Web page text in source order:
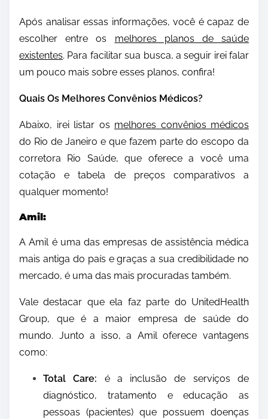
Após analisar essas informações, você é capaz de
escolher entre os melhores planos de saúde
existentes. Para facilitar sua busca, a seguir irei falar
um pouco mais sobre esses planos, confira!
Quais Os Melhores Convênios Médicos?
Abaixo, irei listar os melhores convênios médicos
do Rio de Janeiro e que fazem parte do escopo da
corretora Rio Saúde, que oferece a você uma
cotação e tabela de preços comparativos a
qualquer momento!
Amil:
A Amil é uma das empresas de assistência médica
mais antiga do país e graças a sua credibilidade no
mercado, é uma das mais procuradas também.
Vale destacar que ela faz parte do UnitedHealth
Group, que é a maior empresa de saúde do
mundo. Junto a isso, a Amil oferece vantagens
como:
Total Care: é a inclusão de serviços de
diagnóstico, tratamento e educação as
pessoas (pacientes) que possuem doenças